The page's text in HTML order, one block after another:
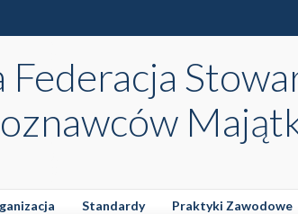
Federacja
Standardy Praktyki Zawodowe